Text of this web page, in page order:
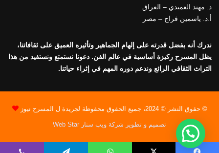
د. مهند العميدي – العراق
أ.د. ياسمين فراج – مصر
ندرك أنه بفضل قدرته على إلهام الجماهير وتأثيره العميق على ثقافاتنا،
يظل المسرح ركيزة أساسية في عالم الفن. دعونا نستمتع ونستفيد من هذا
التراث الثقافي الرائع وندعم دوره المهم في إثراء حياتنا.
© حقوق النشر © 2024، جميع الحقوق محفوظة لجريدة ل المسرح نيوز
تصميم و تطوير شركة ويب ستار Web Star